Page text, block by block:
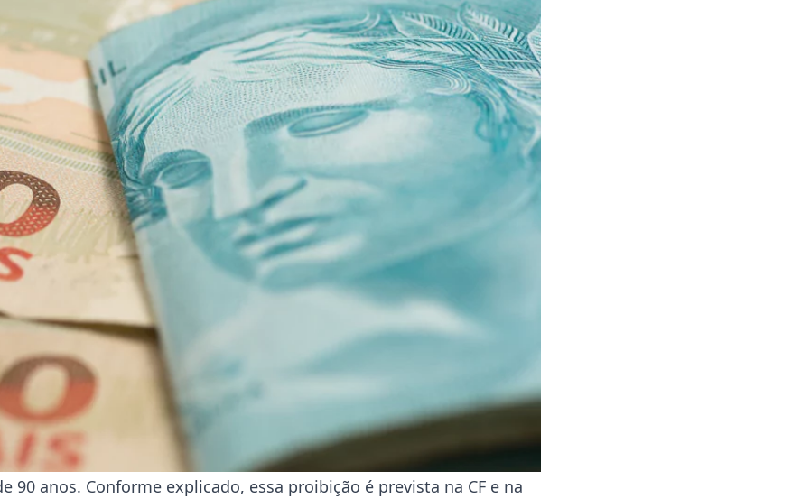
anos. Conforme explicado, essa proibição é prevista na CF e na